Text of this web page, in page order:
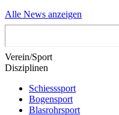
Alle News anzeigen
Verein/Sport
Disziplinen
Schiesssport
Bogensport
Blasrohrsport